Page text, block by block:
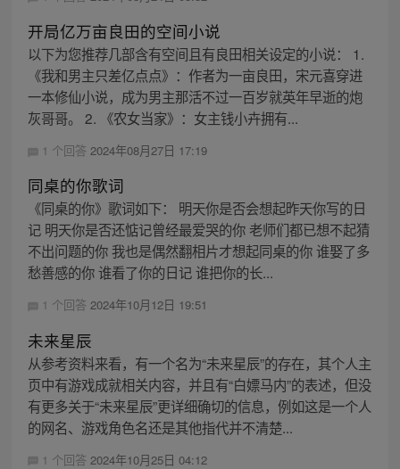
开局亿万亩良田的空间小说
以下为您推荐几部含有空间且有良田相关设定的小说： 1.
《我和男主只差亿点点》：作者为一亩良田，宋元喜穿进
一本修仙小说，成为男主那活不过一百岁就英年早逝的炮
灰哥哥。 2. 《农女当家》：女主钱小卉拥有...
1 个回答 2024年08月27日 17:19
同桌的你歌词
《同桌的你》歌词如下： 明天你是否会想起昨天你写的日
记 明天你是否还惦记曾经最爱哭的你 老师们都已想不起猜
不出问题的你 我也是偶然翻相片才想起同桌的你 谁娶了多
愁善感的你 谁看了你的日记 谁把你的长...
1 个回答 2024年10月12日 19:51
未来星辰
从参考资料来看，有一个名为“未来星辰”的存在，其个人主
页中有游戏成就相关内容，并且有“白嫖马内”的表述，但没
有更多关于“未来星辰”更详细确切的信息，例如这是一个人
的网名、游戏角色名还是其他指代并不清楚...
1 个回答 2024年10月25日 04:12